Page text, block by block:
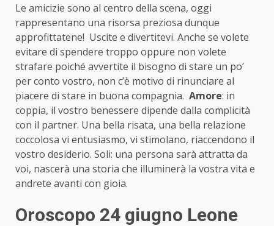
Le amicizie sono al centro della scena, oggi
rappresentano una risorsa preziosa dunque
approfittatene! Uscite e divertitevi. Anche se volete
evitare di spendere troppo oppure non volete
strafare poiché avvertite il bisogno di stare un po’
per conto vostro, non c’è motivo di rinunciare al
piacere di stare in buona compagnia. Amore: in
coppia, il vostro benessere dipende dalla complicità
con il partner. Una bella risata, una bella relazione
coccolosa vi entusiasmo, vi stimolano, riaccendono il
vostro desiderio. Soli: una persona sarà attratta da
voi, nascerà una storia che illuminerà la vostra vita e
andrete avanti con gioia.
Oroscopo 24 giugno Leone